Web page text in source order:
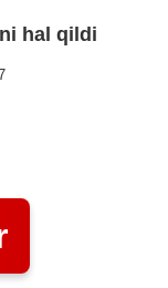
hal qildi